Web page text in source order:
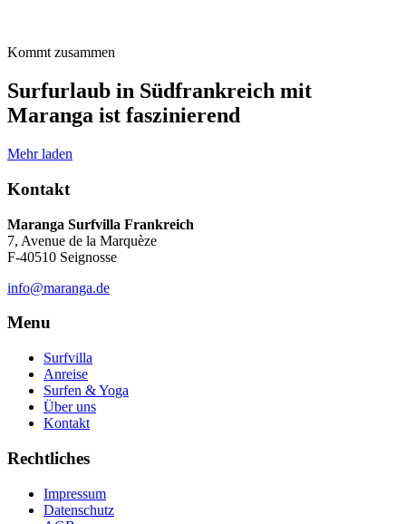
Kommt zusammen
Surfurlaub in Südfrankreich mit
Maranga ist faszinierend
Mehr laden
Kontakt
Maranga Surfvilla Frankreich
7, Avenue de la Marquèze
F-40510 Seignosse
info@maranga.de
Menu
Surfvilla
Anreise
Surfen & Yoga
Über uns
Kontakt
Rechtliches
Impressum
Datenschutz